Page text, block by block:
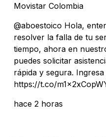
Movistar Colombia
@aboestoico Hola,
resolver la falla de tu
tiempo, ahora en
puedes solicitar
rápida y segura.
https://t.co/
hace 2 horas